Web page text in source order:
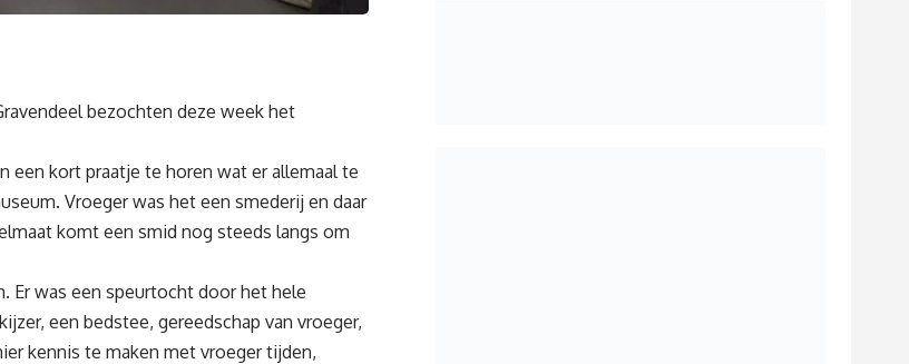
bezochten deze week het
een kort praatje te horen wat er allemaal te
Vroeger was het een smederij en daar
komt een smid nog steeds langs om
Er was een speurtocht door het hele
een bedstee, gereedschap van vroeger,
kennis te maken met vroeger tijden,